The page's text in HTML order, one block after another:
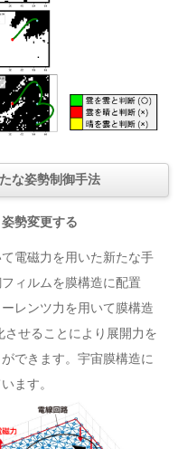
な姿勢制御手法
勢変更する
電磁力を用いた新たな手
ィルムを膜構造に配置
レンツ力を用いて膜構造
せることにより展開力を
できます。宇宙膜構造に
ます。